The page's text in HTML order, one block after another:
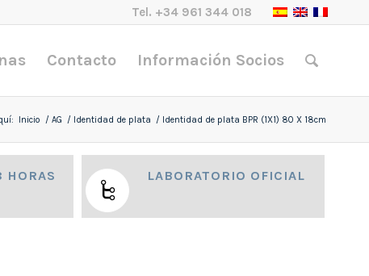
Tel. +34 961 344 018
Contacto Información Socios
Inicio / AG / Identidad de plata / Identidad de plata BPR (1X1) 80 X 18cm
HORAS LABORATORIO OFICIAL